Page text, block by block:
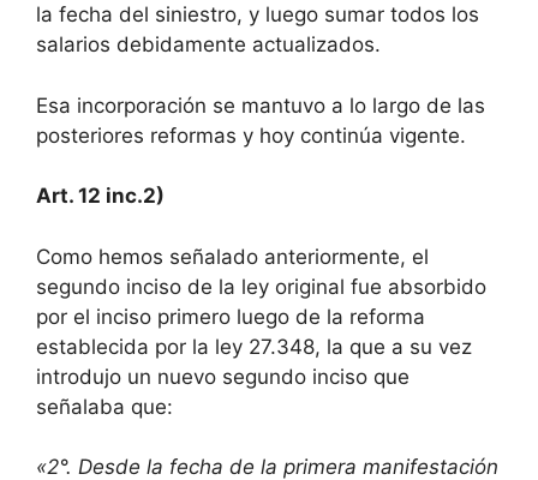
la fecha del siniestro, y luego sumar todos los
salarios debidamente actualizados.
Esa incorporación se mantuvo a lo largo de las
posteriores reformas y hoy continúa vigente.
Art. 12 inc.2)
Como hemos señalado anteriormente, el
segundo inciso de la ley original fue absorbido
por el inciso primero luego de la reforma
establecida por la ley 27.348, la que a su vez
introdujo un nuevo segundo inciso que
señalaba que:
«2°. Desde la fecha de la primera manifestación